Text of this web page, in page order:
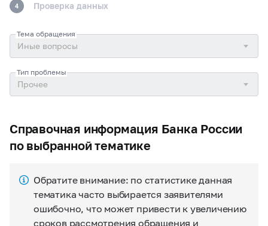
4 Проверка данных
Тема обращения
Тип проблемы
Справочная информация Банка России
по выбранной тематике
Обратите внимание: по статистике данная
тематика часто выбирается заявителями
ошибочно, что может привести к увеличению
сроков рассмотрения обращения и